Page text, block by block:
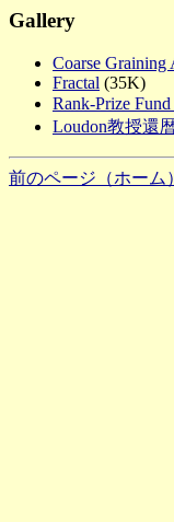
Gallery
Coarse Graining
Fractal (35K)
Rank-Prize
Loudon教授還
前のページ（ホーム）